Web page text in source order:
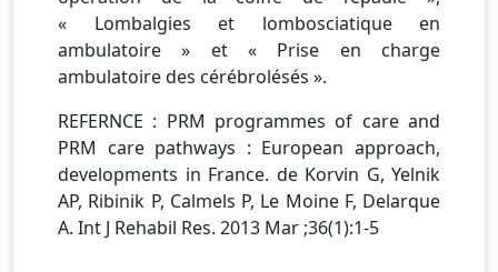
« Lombalgies et lombosciatique en
ambulatoire » et « Prise en charge
ambulatoire des cérébrolésés ».
REFERNCE : PRM programmes of care and
PRM care pathways : European approach,
developments in France. de Korvin G, Yelnik
AP, Ribinik P, Calmels P, Le Moine F, Delarque
A. Int J Rehabil Res. 2013 Mar ;36(1):1-5